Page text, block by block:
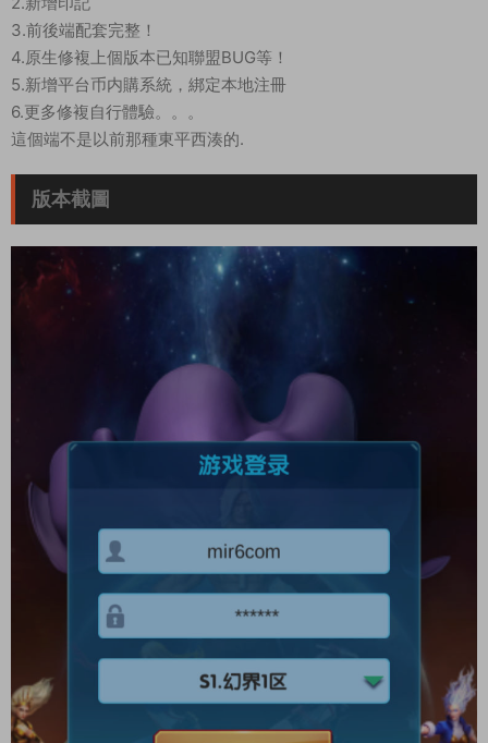
3.前後端配套完整！
4.原生修複上個版本已知聯盟BUG等！
5.新增平台币内購系統，綁定本地注冊
6.更多修複自行體驗。。。
這個端不是以前那種東平西湊的.
版本截圖